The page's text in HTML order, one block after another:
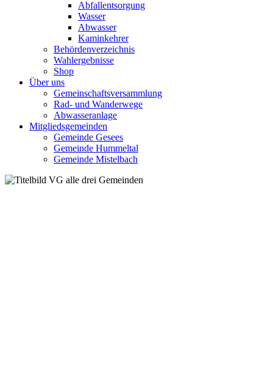
Abfallentsorgung
Wasser
Abwasser
Kaminkehrer
Behördenverzeichnis
Wahlergebnisse
Shop
Über uns
Gemeinschaftsversammlung
Rad- und Wanderwege
Abwasseranlage
Mitgliedsgemeinden
Gemeinde Gesees
Gemeinde Hummeltal
Gemeinde Mistelbach